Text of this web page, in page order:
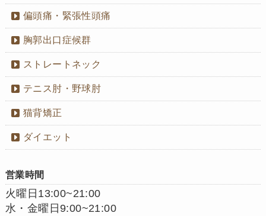
偏頭痛・緊張性頭痛
胸郭出口症候群
ストレートネック
テニス肘・野球肘
猫背矯正
ダイエット
営業時間
火曜日13:00~21:00
水・金曜日9:00~21:00